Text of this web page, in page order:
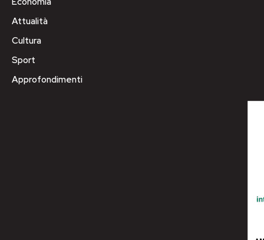
Attualità
Cultura
Sport
Approfondimenti